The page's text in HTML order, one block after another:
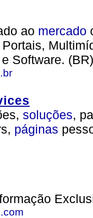
ao mercado
e Software. (BR)
soluções,
páginas